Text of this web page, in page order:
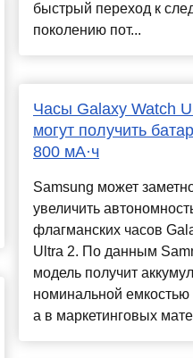
быстрый переход к
поколению пот...
Часы Galaxy Watch
могут получить
800 мА·ч
Samsung может
увеличить
флагманских часов
Ultra 2. По данным
модель получит
номинальной емкостью
а в маркетинговых